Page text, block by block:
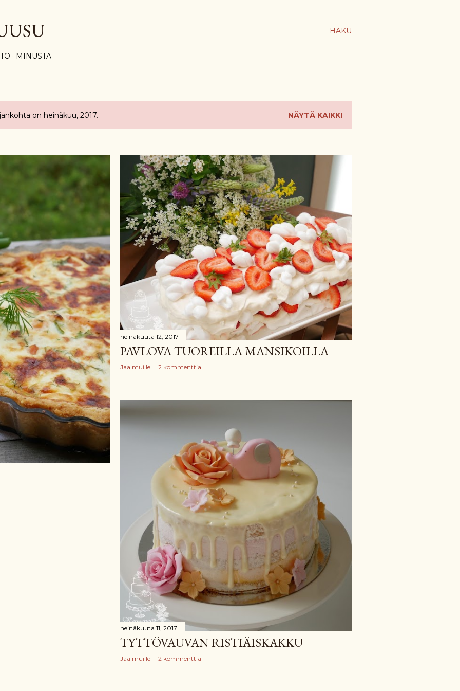
HAKU
MINUSTA
on heinäkuu, 2017. NÄYTÄ KAIKKI
heinäkuuta 12, 2017
PAVLOVA TUOREILLA MANSIKOILLA
Jaa muille 2 kommenttia
heinäkuuta 11, 2017
TYTTÖVAUVAN RISTIÄISKAKKU
Jaa muille 2 kommenttia